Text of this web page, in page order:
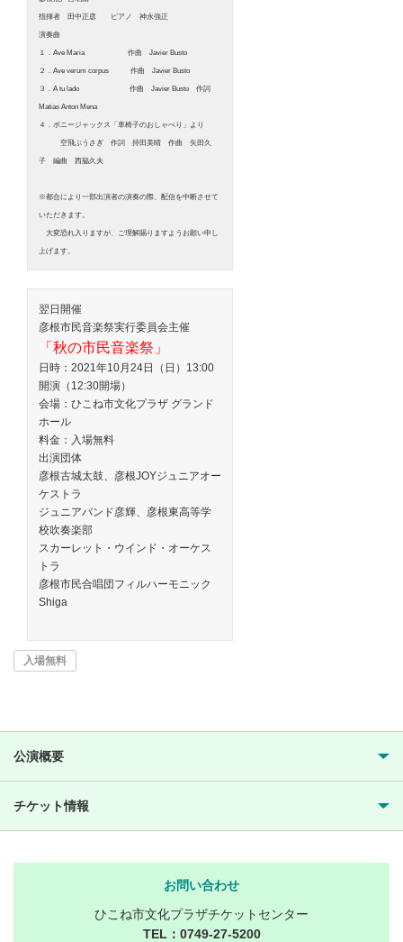
指揮者 田中正彦 ピアノ 神永強正
演奏曲
１．Ave Maria 作曲 Javier Busto
２．Ave verum corpus 作曲 Javier Busto
３．A tu lado 作曲 Javier Busto 作詞
Matias Anton Mena
４．ボニージャックス「車椅子のおしゃべり」より
空飛ぶうさぎ 作詞 持田美晴 作曲 矢田久
子 編曲 西脇久夫
※都合により一部出演者の演奏の際、配信を中断させて
いただきます。
大変恐れ入りますが、ご理解賜りますようお願い申し
上げます。
翌日開催
彦根市民音楽祭実行委員会主催
「秋の市民音楽祭」
日時：2021年10月24日（日）13:00
開演（12:30開場）
会場：ひこね市文化プラザ グランド
ホール
料金：入場無料
出演団体
彦根古城太鼓、彦根JOYジュニアオー
ケストラ
ジュニアバンド彦輝、彦根東高等学
校吹奏楽部
スカーレット・ウインド・オーケス
トラ
彦根市民合唱団フィルハーモニック
Shiga
入場無料
公演概要
チケット情報
お問い合わせ
ひこね市文化プラザチケットセンター
TEL：0749-27-5200